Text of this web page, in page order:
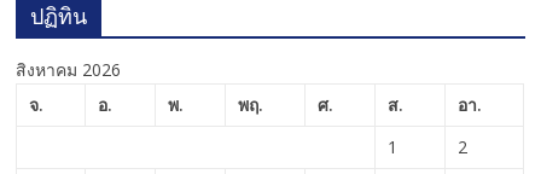
ปฏิทิน
สิงหาคม 2026
จ.
อ. พ. พฤ. ศ. ส. อา.
1
2